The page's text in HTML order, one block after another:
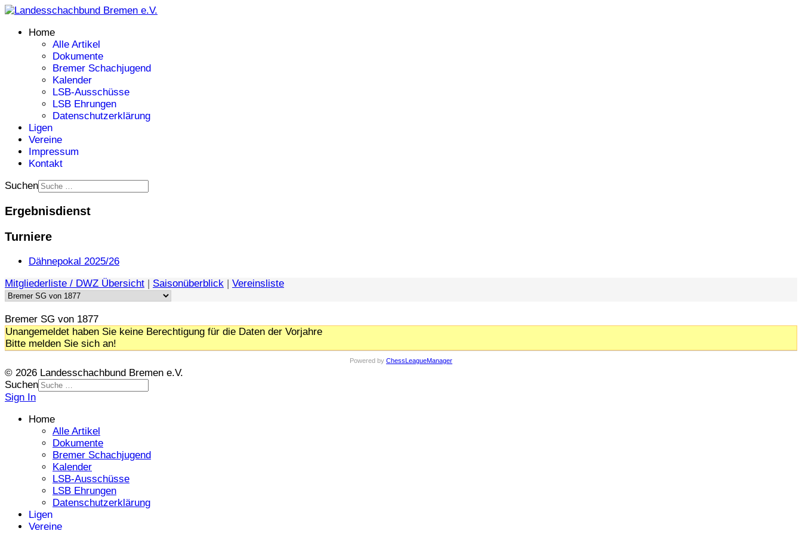
Home
Alle Artikel
Dokumente
Bremer Schachjugend
Kalender
LSB-Ausschüsse
LSB Ehrungen
Datenschutzerklärung
Ligen
Vereine
Impressum
Kontakt
Suchen
Ergebnisdienst
Turniere
Dähnepokal 2025/26
Mitgliederliste / DWZ Übersicht | Saisonüberblick | Vereinsliste
Bremer SG von 1877
Unangemeldet haben Sie keine Berechtigung für die Daten der Vorjahre
Bitte melden Sie sich an!
Powered by ChessLeagueManager
© 2026 Landesschachbund Bremen e.V.
Suchen
Sign In
Home
Alle Artikel
Dokumente
Bremer Schachjugend
Kalender
LSB-Ausschüsse
LSB Ehrungen
Datenschutzerklärung
Ligen
Vereine